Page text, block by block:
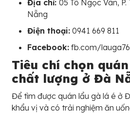
Địa chỉ: 05 Tô Ngọc Vân, P.
Nẵng
Điện thoại: 0941 669 811
Facebook: fb.com/lauga76
Tiêu chí chọn
chất lượng ở Đà
Để tìm được quán lẩu gà lá é ở
khẩu vị và có trải nghiệm ăn